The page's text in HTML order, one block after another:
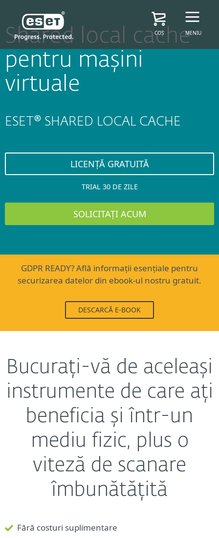
COȘ MENIU
Shared local cache
pentru mașini
virtuale
ESET® SHARED LOCAL CACHE
LICENȚĂ GRATUITĂ
TRIAL 30 DE ZILE
SOLICITAȚI ACUM
GDPR READY? Află informații esențiale pentru
securizarea datelor din ebook-ul nostru gratuit.
DESCARCĂ E-BOOK
Bucurați-vă de aceleași
instrumente de care ați
beneficia și într-un
mediu fizic, plus o
viteză de scanare
îmbunătățită
Fără costuri suplimentare